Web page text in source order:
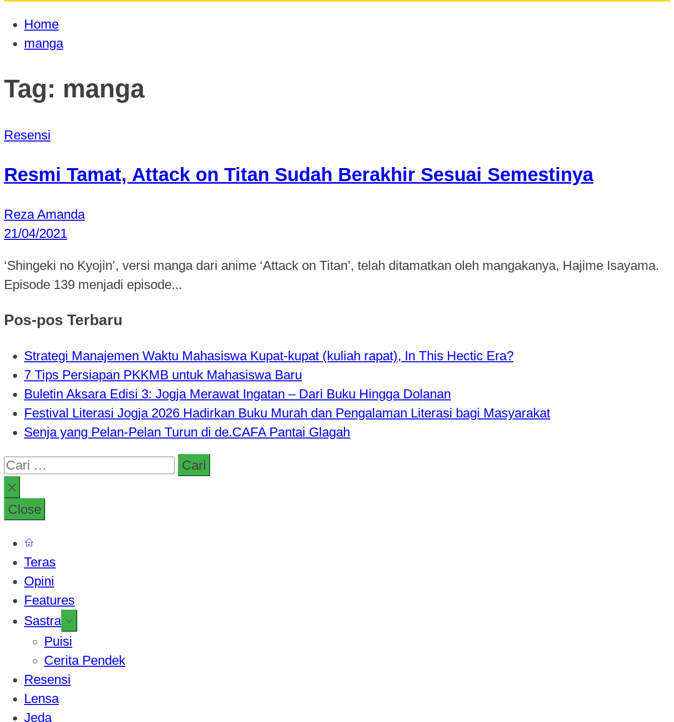
Home
manga
Tag: manga
Resensi
Resmi Tamat, Attack on Titan Sudah Berakhir Sesuai Semestinya
Reza Amanda
21/04/2021
‘Shingeki no Kyojin’, versi manga dari anime ‘Attack on Titan’, telah ditamatkan oleh mangakanya, Hajime Isayama.
Episode 139 menjadi episode...
Pos-pos Terbaru
Strategi Manajemen Waktu Mahasiswa Kupat-kupat (kuliah rapat), In This Hectic Era?
7 Tips Persiapan PKKMB untuk Mahasiswa Baru
Buletin Aksara Edisi 3: Jogja Merawat Ingatan – Dari Buku Hingga Dolanan
Festival Literasi Jogja 2026 Hadirkan Buku Murah dan Pengalaman Literasi bagi Masyarakat
Senja yang Pelan-Pelan Turun di de.CAFA Pantai Glagah
Cari
untuk:
Close
Teras
Opini
Features
Sastra Show
sub
menu
Puisi
Cerita Pendek
Resensi
Lensa
Jeda